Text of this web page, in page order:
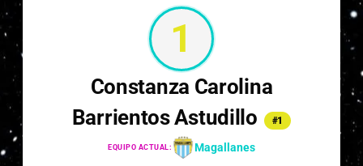
1
Constanza Carolina
Barrientos Astudillo
#1
EQUIPO ACTUAL: Magallanes